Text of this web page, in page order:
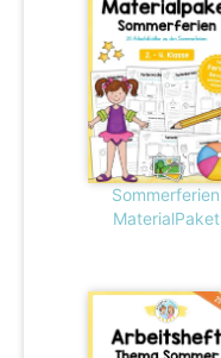
Sommerferien
MaterialPaket